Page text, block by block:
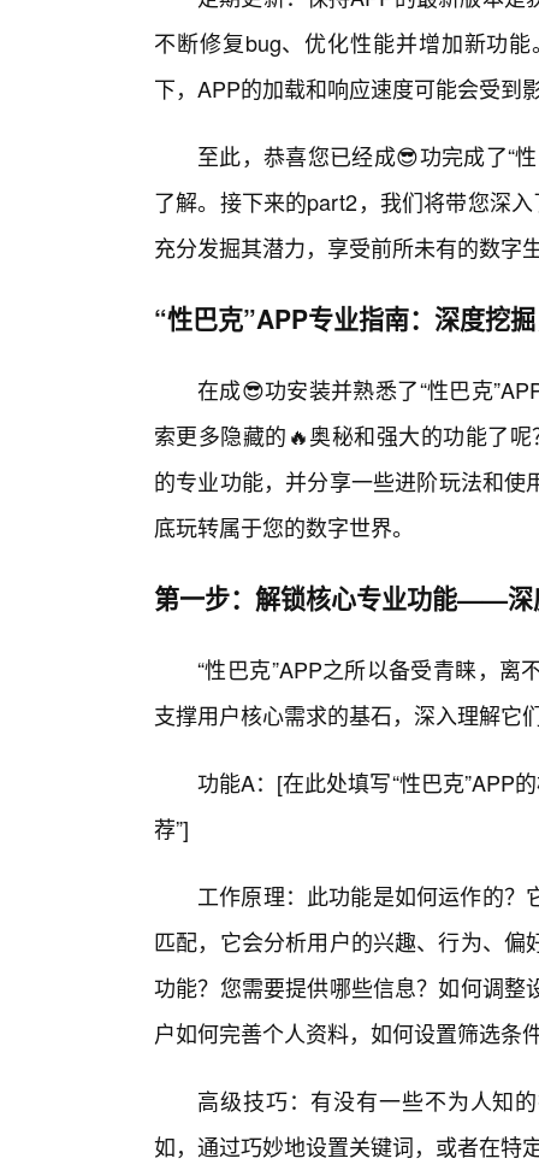
不断修复bug、优化性能并增加新功
下，APP的加载和响应速度可能会受到
至此，恭喜您已经成😎功完成了“
了解。接下来的part2，我们将带您深
充分发掘其潜力，享受前所未有的数字
“性巴克”APP专业指南：深度挖
在成😎功安装并熟悉了“性巴克
索更多隐藏的🔥奥秘和强大的功能了
的专业功能，并分享一些进阶玩法和
底玩转属于您的数字世界。
第一步：解锁核心专业功能——深
“性巴克”APP之所以备受青睐，
支撑用户核心需求的基石，深入理解它
功能A：[在此处填写“性巴克”APP
荐”]
工作原理：此功能是如何运作的
匹配，它会分析用户的兴趣、行为、
功能？您需要提供哪些信息？如何调
户如何完善个人资料，如何设置筛选条
高级技巧：有没有一些不为人知
如，通过巧妙地设置关键词，或者在特